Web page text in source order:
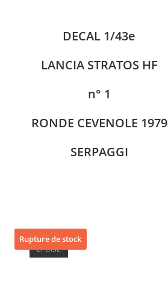
DECAL 1/43e
LANCIA STRATOS HF
n° 1
RONDE CEVENOLE 1979
SERPAGGI
Rupture de stock
ÉPUISÉ